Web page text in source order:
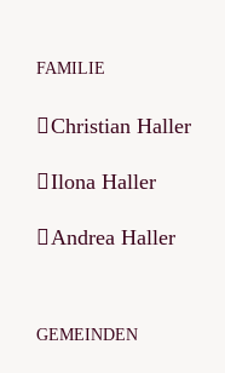
FAMILIE
Christian Haller
Ilona Haller
Andrea Haller
GEMEINDEN